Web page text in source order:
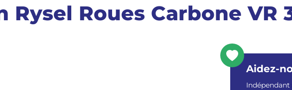
Rysel Roues Carbone VR
Aidez-